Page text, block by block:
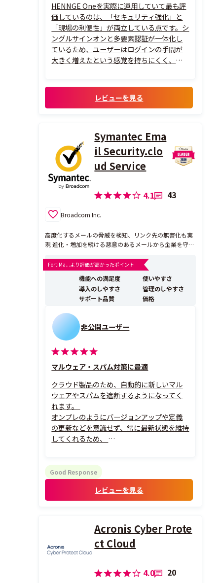
HENNGE Oneを実際に運用していて最も評
価しているのは、「セキュリティ強化」と
「現場の利便性」が両立している点です。シ
ングルサインオンと多要素認証が一体化し
ているため、ユーザーはログインの手間が
大きく増えたという感覚を持ちにくく、そ
特に良いと感じているのは、ポリシー設計
の柔軟性です。IP制限、端末制御、条件付
レビューを見る
Symantec Ema
il Security.clo
ud Service
4.1 43
Broadcom Inc.
高度化するメールの脅威を検知、リンク先の無害化も実
現 進化・増加を続ける悪意のあるメールから企業を守る
適です。メールの受信ルートにシマンテックのデータセ
ンターを経由させることで、すべてのメールをスキャン
FortiMa...より評価が高かったポイント
機能への満足度
使いやすさ
導入のしやすさ
管理のしやすさ
サポート品質
価格
非公開ユーザー
マルウェア・スパム対策に最適
クラウド製品のため、自動的に新しいマル
ウェアやスパムを遮断するようになってく
れます。
オンプレのようにバージョンアップや定義
の更新などを意識せず、常に最新状態を維持
してくれるため、
また、設定もWebのGUIから簡単に設定で
き、細かな部分はいじれませんが、
その分簡単に導入できると思います。
Good Response
レビューを見る
Acronis Cyber Prote
ct Cloud
4.0 20